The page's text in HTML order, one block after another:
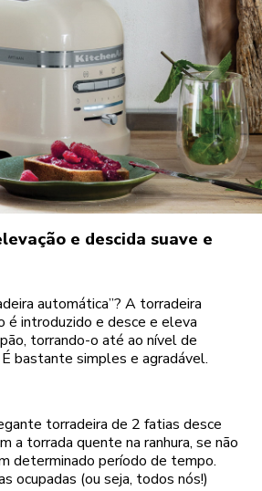
e descida suave e
automática”? A torradeira
é introduzido e desce e eleva
torrando-o até ao nível de
bastante simples e agradável.
torradeira de 2 fatias desce
a torrada quente na ranhura, se não
determinado período de tempo.
ocupadas (ou seja, todos nós!)